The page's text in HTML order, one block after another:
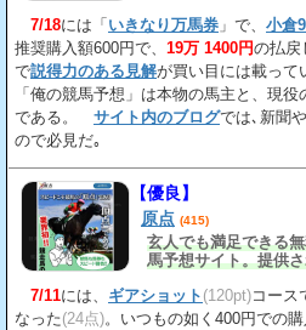
7/18には「いきなり万馬券 」で、 小倉
推奨購入額600円で、 19万 1400円の払戻
で説得力のある見解が買い目には載って
「俺の競馬予想」は本物の馬主と、現役
である。 サイト内のブログでは､新聞
ので必見だ｡
【優良】
原点 (415)
玄人でも満足できる
馬予想サイト。提供
7/11には、 ギアショット (120pt)コース
なった(24点)。いつもの如く400円での